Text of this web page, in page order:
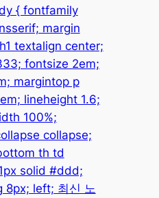
{ fontfamily
margin
textalign center;
fontsize 2em;
margintop p
lineheight 1.6;
100%;
collapse;
th td
solid #ddd;
8px; left; 최신 노